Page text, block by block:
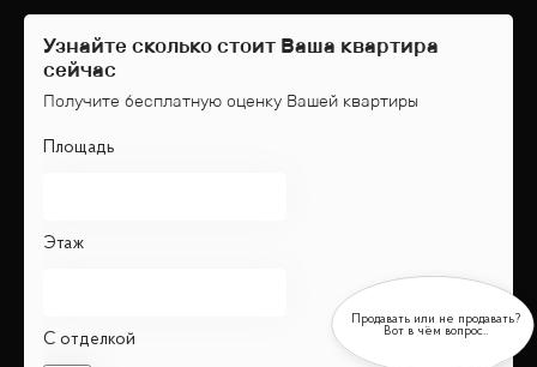
Узнайте сколько стоит Ваша квартира
сейчас
Получите бесплатную оценку Вашей квартиры
Площадь
Этаж
С отделкой